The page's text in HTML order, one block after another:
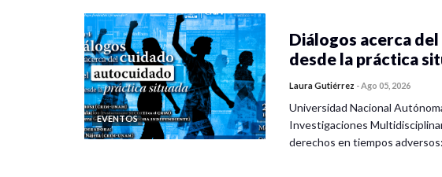
EVENTOS
Diálogos acerca
desde la práctica
Laura Gutiérrez -Ago 05, 2026
Universidad Nacional
Investigaciones
derechos en tiempos